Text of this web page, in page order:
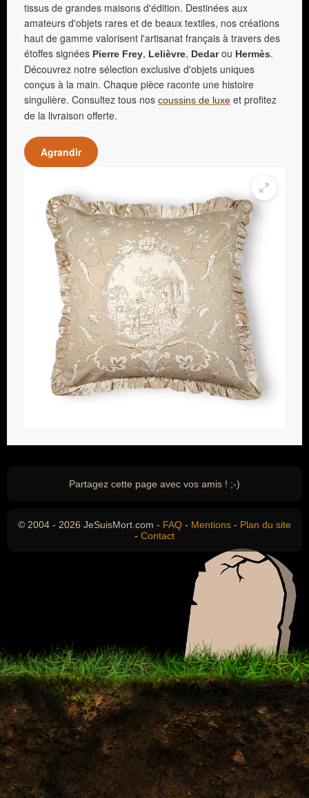
tissus de grandes maisons d'édition. Destinées aux
amateurs d'objets rares et de beaux textiles, nos créations
haut de gamme valorisent l'artisanat français à travers des
étoffes signées Pierre Frey, Lelièvre, Dedarou Hermès.
Découvrez notre sélection exclusive d'objets uniques
conçus à la main. Chaque pièce raconte une histoire
singulière. Consultez tous nos coussins de luxe et profitez
de la livraison offerte.
Agrandir
Partagez cette page avec vos amis ! ;-)
© 2004 - 2026 JeSuisMort.com - FAQ - Mentions - Plan du site
- Contact